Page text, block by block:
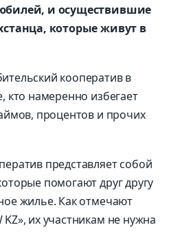
и осуществившие
которые живут в
кооператив в
кто намеренно избегает
процентов и прочих
представляет собой
помогают друг другу
жилье. Как отмечают
их участникам не нужна